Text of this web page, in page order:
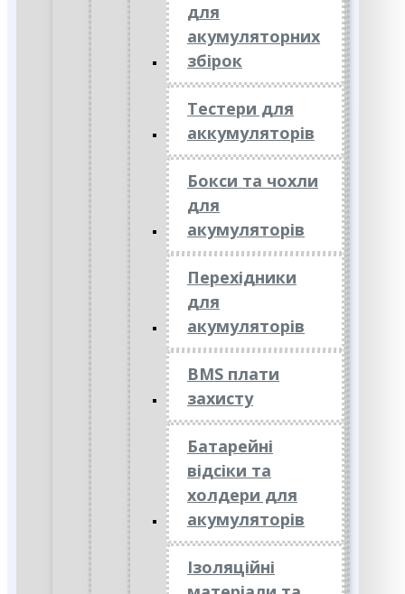
для
акумуляторних
збірок
Тестери для
аккумуляторів
Бокси та чохли
для
акумуляторів
Перехідники
для
акумуляторів
BMS плати
захисту
Батарейні
відсіки та
холдери для
акумуляторів
Ізоляційні